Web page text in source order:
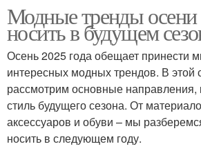
Модные тренды осени
носить в будущем
Осень 2025 года обещает принести
интересных модных трендов. В этой
рассмотрим основные направления,
стиль будущего сезона. От
аксессуаров и обуви – мы
носить в следующем году.